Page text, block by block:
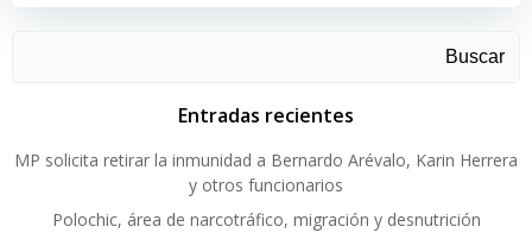
Buscar
Entradas recientes
MP solicita retirar la inmunidad a Bernardo Arévalo, Karin Herrera
y otros funcionarios
Polochic, área de narcotráfico, migración y desnutrición